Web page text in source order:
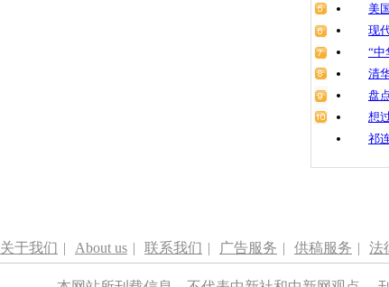
美
现
“中
清
盘
想
祁
关于我们 | About us | 联系我们 | 广告服务 | 供稿服务 | 法